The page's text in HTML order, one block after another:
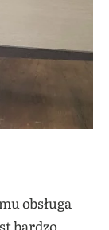
obsługa
bardzo